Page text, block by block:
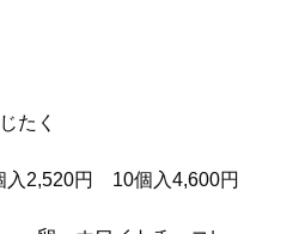
たく
2,520円 10個入4,600円